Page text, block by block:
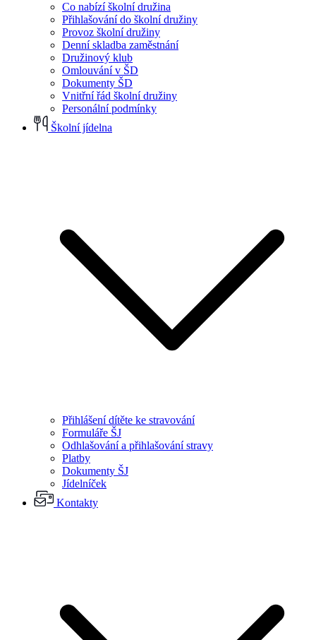
Co nabízí školní družina
Přihlašování do školní družiny
Provoz školní družiny
Denní skladba zaměstnání
Družinový klub
Omlouvání v ŠD
Dokumenty ŠD
Vnitřní řád školní družiny
Personální podmínky
Školní jídelna
Přihlášení dítěte ke stravování
Formuláře ŠJ
Odhlašování a přihlašování stravy
Platby
Dokumenty ŠJ
Jídelníček
Kontakty